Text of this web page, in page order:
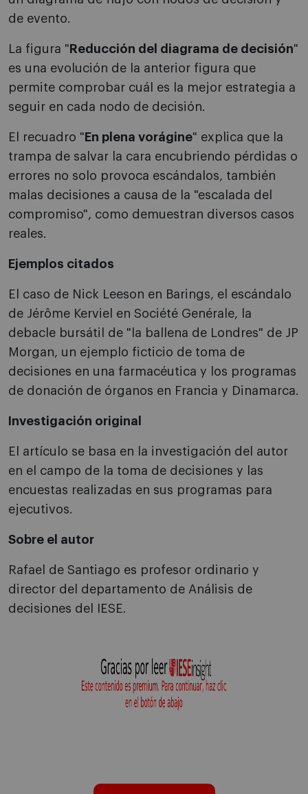
de evento.
La figura " Reducción del diagrama de decisión"
es una evolución de la anterior figura que
permite comprobar cuál es la mejor estrategia a
seguir en cada nodo de decisión.
El recuadro " En plena vorágine" explica que la
trampa de salvar la cara encubriendo pérdidas o
errores no solo provoca escándalos, también
malas decisiones a causa de la "escalada del
compromiso", como demuestran diversos casos
reales.
Ejemplos citados
El caso de Nick Leeson en Barings, el escándalo
de Jérôme Kerviel en Société Genérale, la
debacle bursátil de "la ballena de Londres" de JP
Morgan, un ejemplo ficticio de toma de
decisiones en una farmacéutica y los programas
de donación de órganos en Francia y Dinamarca.
Investigación original
El artículo se basa en la investigación del autor
en el campo de la toma de decisiones y las
encuestas realizadas en sus programas para
ejecutivos.
Sobre el autor
Rafael de Santiago es profesor ordinario y
director del departamento de Análisis de
decisiones del IESE.